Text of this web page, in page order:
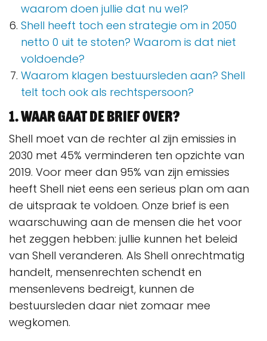
waarom doen jullie dat nu wel?
Shell heeft toch een strategie om in 2050
netto 0 uit te stoten? Waarom is dat niet
voldoende?
Waarom klagen bestuursleden aan? Shell
telt toch ook als rechtspersoon?
1. Waar gaat de brief over?
Shell moet van de rechter al zijn emissies in
2030 met 45% verminderen ten opzichte van
2019. Voor meer dan 95% van zijn emissies
heeft Shell niet eens een serieus plan om aan
de uitspraak te voldoen. Onze brief is een
waarschuwing aan de mensen die het voor
het zeggen hebben: jullie kunnen het beleid
van Shell veranderen. Als Shell onrechtmatig
handelt, mensenrechten schendt en
mensenlevens bedreigt, kunnen de
bestuursleden daar niet zomaar mee
wegkomen.